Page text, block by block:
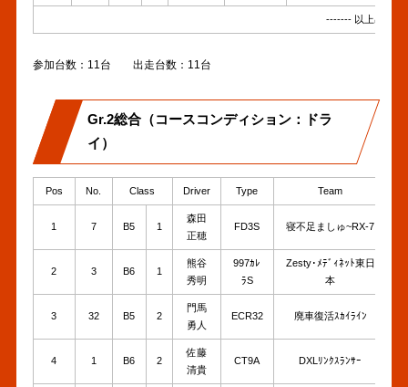
------- 以上出走
参加台数：11台 出走台数：11台
Gr.2総合（コースコンディション：ドラ
イ）
Pos No. Class Driver Type Team
1 7 B5 1
森田
正穂
FD3S 寝不足ましゅ~RX-7
2 3 B6 1
熊谷
秀明
997ｶﾚ
ﾗS
Zesty･ﾒﾃﾞｨﾈｯﾄ東日
本
3 32 B5 2
門馬
勇人
ECR32 廃車復活ｽｶｲﾗｲﾝ
4 1 B6 2
佐藤
清貴
CT9A DXLﾘﾝｸｽﾗﾝｻｰ